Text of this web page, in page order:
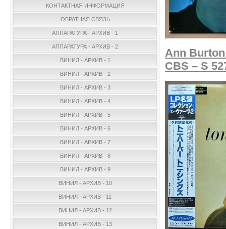
КОНТАКТНАЯ ИНФОРМАЦИЯ
ОБРАТНАЯ СВЯЗЬ
АППАРАТУРА - АРХИВ - 1
АППАРАТУРА - АРХИВ - 2
ВИНИЛ - АРХИВ - 1
ВИНИЛ - АРХИВ - 2
ВИНИЛ - АРХИВ - 3
ВИНИЛ - АРХИВ - 4
ВИНИЛ - АРХИВ - 5
ВИНИЛ - АРХИВ - 6
ВИНИЛ - АРХИВ - 7
ВИНИЛ - АРХИВ - 8
ВИНИЛ - АРХИВ - 9
ВИНИЛ - АРХИВ - 10
ВИНИЛ - АРХИВ - 11
ВИНИЛ - АРХИВ - 12
ВИНИЛ - АРХИВ - 13
Ann
CBS – S